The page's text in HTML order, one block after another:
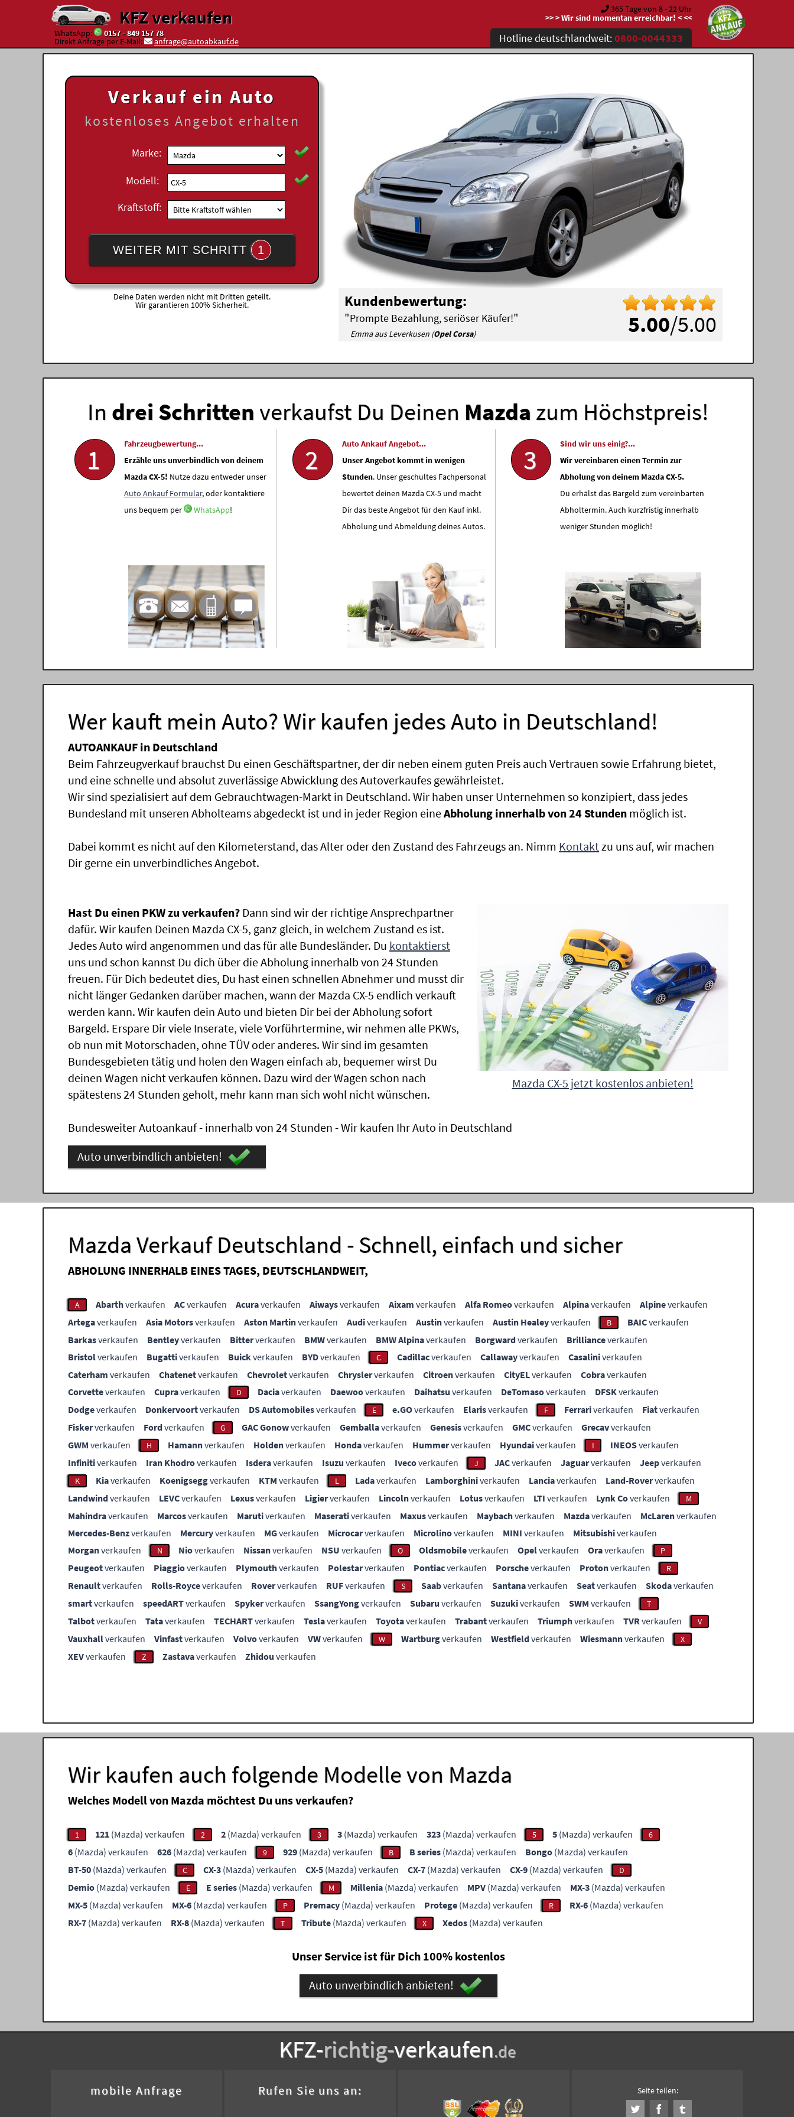
KFZ verkaufen
WhatsApp: 0157 - 849 157 78
Direkt Anfrage per E-Mail: anfrage@autoabkauf.de
365 Tage von 8 - 22 Uhr
>> > Wir sind momentan erreichbar! < <<
Hotline deutschlandweit:0800-0044333
Verkauf ein Auto
kostenloses Angebot erhalten
Marke:
Modell:
Kraftstoff:
WEITER MIT SCHRITT 1
Deine Daten werden nicht mit Dritten geteilt.
Wir garantieren 100% Sicherheit.
5.00/5.00
Kundenbewertung:
"Prompte Bezahlung, seriöser Käufer!"
Emma aus Leverkusen (Opel Corsa)
In drei Schrittenverkaufst Du Deinen Mazda zum Höchstpreis!
1
Fahrzeugbewertung...
Erzähle uns unverbindlich von deinem
Mazda CX-5! Nutze dazu entweder unser
Auto Ankauf Formular, oder kontaktiere
uns bequem per
WhatsApp!
2
Auto Ankauf Angebot...
Unser Angebot kommt in wenigen
Stunden. Unser geschultes Fachpersonal
bewertet deinen Mazda CX-5 und macht
Dir das beste Angebot für den Kauf inkl.
Abholung und Abmeldung deines Autos.
3
Sind wir uns einig?...
Wir vereinbaren einen Termin zur
Abholung von deinem Mazda CX-5.
Du erhälst das Bargeld zum vereinbarten
Abholtermin. Auch kurzfristig innerhalb
weniger Stunden möglich!
Wer kauft mein Auto? Wir kaufen jedes Auto in Deutschland!
AUTOANKAUF in Deutschland
Beim Fahrzeugverkauf brauchst Du einen Geschäftspartner, der dir neben einem guten Preis auch Vertrauen sowie Erfahrung bietet,
und eine schnelle und absolut zuverlässige Abwicklung des Autoverkaufes gewährleistet.
Wir sind spezialisiert auf dem Gebrauchtwagen-Markt in Deutschland. Wir haben unser Unternehmen so konzipiert, dass jedes
Bundesland mit unseren Abholteams abgedeckt ist und in jeder Region eineAbholung innerhalb von 24 Stunden möglich ist.
Dabei kommt es nicht auf den Kilometerstand, das Alter oder den Zustand des Fahrzeugs an. Nimm Kontaktzu uns auf, wir machen
Dir gerne ein unverbindliches Angebot.
Mazda CX-5 jetzt kostenlos anbieten!
Hast Du einen PKW zu verkaufen? Dann sind wir der richtige Ansprechpartner
dafür. Wir kaufen Deinen Mazda CX-5, ganz gleich, in welchem Zustand es ist.
Jedes Auto wird angenommen und das für alle Bundesländer. Du kontaktierst
uns und schon kannst Du dich über die Abholung innerhalb von 24 Stunden
freuen. Für Dich bedeutet dies, Du hast einen schnellen Abnehmer und musst dir
nicht länger Gedanken darüber machen, wann der Mazda CX-5 endlich verkauft
werden kann. Wir kaufen dein Auto und bieten Dir bei der Abholung sofort
Bargeld. Erspare Dir viele Inserate, viele Vorführtermine, wir nehmen alle PKWs,
ob nun mit Motorschaden, ohne TÜV oder anderes. Wir sind im gesamten
Bundesgebieten tätig und holen den Wagen einfach ab, bequemer wirst Du
deinen Wagen nicht verkaufen können. Dazu wird der Wagen schon nach
spätestens 24 Stunden geholt, mehr kann man sich wohl nicht wünschen.
Bundesweiter Autoankauf - innerhalb von 24 Stunden - Wir kaufen Ihr Auto in Deutschland
Auto unverbindlich anbieten!
Mazda Verkauf Deutschland - Schnell, einfach und sicher
ABHOLUNG INNERHALB EINES TAGES, DEUTSCHLANDWEIT,
A Abarthverkaufen ACverkaufen Acuraverkaufen Aiwaysverkaufen Aixam verkaufen Alfa Romeoverkaufen Alpinaverkaufen Alpineverkaufen
Artegaverkaufen Asia Motorsverkaufen Aston Martinverkaufen Audiverkaufen Austinverkaufen Austin Healeyverkaufen B BAICverkaufen
Barkasverkaufen Bentleyverkaufen Bitterverkaufen BMWverkaufen BMW Alpinaverkaufen Borgwardverkaufen Brillianceverkaufen
Bristolverkaufen Bugattiverkaufen Buickverkaufen BYDverkaufen C Cadillacverkaufen Callawayverkaufen Casaliniverkaufen
Caterham verkaufen Chatenetverkaufen Chevroletverkaufen Chryslerverkaufen Citroenverkaufen CityELverkaufen Cobraverkaufen
Corvetteverkaufen Cupraverkaufen D Daciaverkaufen Daewooverkaufen Daihatsu verkaufen DeTomasoverkaufen DFSKverkaufen
Dodgeverkaufen Donkervoortverkaufen DS Automobilesverkaufen E e.GOverkaufen Elarisverkaufen F Ferrariverkaufen Fiatverkaufen
Fiskerverkaufen Fordverkaufen G GAC Gonowverkaufen Gemballaverkaufen Genesisverkaufen GMCverkaufen Grecavverkaufen
GWM verkaufen H Hamannverkaufen Holdenverkaufen Hondaverkaufen Hummerverkaufen Hyundaiverkaufen I INEOSverkaufen
Infinitiverkaufen Iran Khodroverkaufen Isderaverkaufen Isuzu verkaufen Ivecoverkaufen J JACverkaufen Jaguarverkaufen Jeepverkaufen
K Kiaverkaufen Koenigseggverkaufen KTM verkaufen L Ladaverkaufen Lamborghiniverkaufen Lanciaverkaufen Land-Roververkaufen
Landwindverkaufen LEVCverkaufen Lexusverkaufen Ligierverkaufen Lincolnverkaufen Lotusverkaufen LTI verkaufen Lynk Coverkaufen M
Mahindraverkaufen Marcosverkaufen Marutiverkaufen Maserativerkaufen Maxusverkaufen Maybachverkaufen Mazdaverkaufen McLarenverkaufen
Mercedes-Benzverkaufen Mercuryverkaufen MGverkaufen Microcarverkaufen Microlinoverkaufen MINI verkaufen Mitsubishiverkaufen
Morganverkaufen N Nioverkaufen Nissanverkaufen NSU verkaufen O Oldsmobileverkaufen Opelverkaufen Oraverkaufen P
Peugeotverkaufen Piaggioverkaufen Plymouthverkaufen Polestarverkaufen Pontiacverkaufen Porscheverkaufen Protonverkaufen R
Renaultverkaufen Rolls-Royceverkaufen Roververkaufen RUFverkaufen S Saabverkaufen Santanaverkaufen Seatverkaufen Skodaverkaufen
smartverkaufen speedARTverkaufen Spykerverkaufen SsangYongverkaufen Subaru verkaufen Suzukiverkaufen SWM verkaufen T
Talbotverkaufen Tataverkaufen TECHARTverkaufen Teslaverkaufen Toyotaverkaufen Trabantverkaufen Triumphverkaufen TVRverkaufen V
Vauxhallverkaufen Vinfastverkaufen Volvoverkaufen VWverkaufen W Wartburgverkaufen Westfieldverkaufen Wiesmannverkaufen X
XEVverkaufen Z Zastavaverkaufen Zhidou verkaufen
Wir kaufen auch folgende Modelle von Mazda
Welches Modell von Mazda möchtest Du uns verkaufen?
1 121 (Mazda) verkaufen 2 2 (Mazda) verkaufen 3 3 (Mazda) verkaufen 323 (Mazda) verkaufen 5 5 (Mazda) verkaufen 6
6 (Mazda) verkaufen 626 (Mazda) verkaufen 9 929 (Mazda) verkaufen B B series (Mazda) verkaufen Bongo (Mazda) verkaufen
BT-50 (Mazda) verkaufen C CX-3 (Mazda) verkaufen CX-5 (Mazda) verkaufen CX-7 (Mazda) verkaufen CX-9 (Mazda) verkaufen D
Demio (Mazda) verkaufen E E series (Mazda) verkaufen M Millenia (Mazda) verkaufen MPV (Mazda) verkaufen MX-3 (Mazda) verkaufen
MX-5 (Mazda) verkaufen MX-6 (Mazda) verkaufen P Premacy (Mazda) verkaufen Protege (Mazda) verkaufen R RX-6 (Mazda) verkaufen
RX-7 (Mazda) verkaufen RX-8 (Mazda) verkaufen T Tribute (Mazda) verkaufen X Xedos (Mazda) verkaufen
Unser Service ist für Dich 100% kostenlos
Auto unverbindlich anbieten!
KFZ-richtig-verkaufen.de
mobile Anfrage Rufen Sie uns an: Seite teilen: